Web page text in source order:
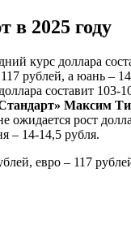
2025 году
курс доллара
рублей, а юань –
составит
Стандарт» Максим
ожидается рост
– 14-14,5 рубля.
евро – 117